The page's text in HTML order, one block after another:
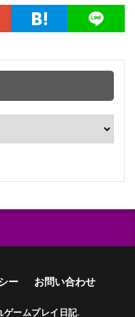
ー お問い合わせ
ゲームプレイ日記.